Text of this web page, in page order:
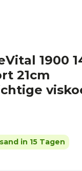
1900
21cm
in 15 Tagen